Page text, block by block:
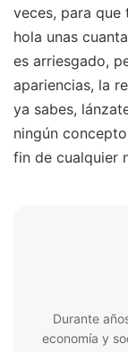
veces, para que
hola unas
es arriesgado,
apariencias, la
ya sabes,
ningún
fin de cualquier
Durante
economía y